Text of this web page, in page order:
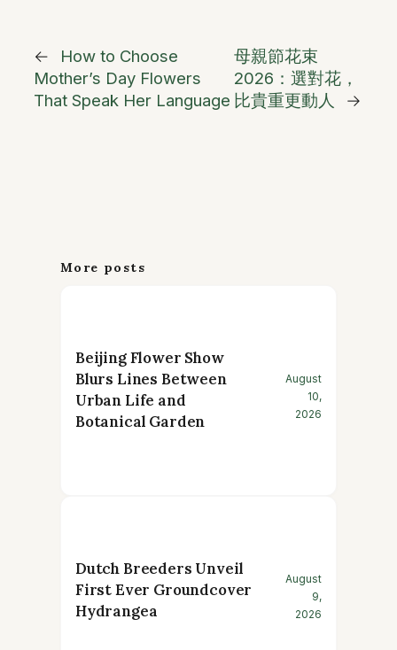
←
How to Choose
Mother’s Day Flowers
That Speak Her Language
母親節花束
2026：選對花，
比貴重更動人
→
More posts
Beijing Flower Show
Blurs Lines Between
Urban Life and
Botanical Garden
August
10,
2026
Dutch Breeders Unveil
First Ever Groundcover
Hydrangea
August
9,
2026